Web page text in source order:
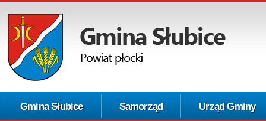
Gmina Słubice Samorząd Urząd Gminy